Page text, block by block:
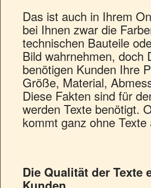
Das ist auch in Ihrem
bei Ihnen zwar die
technischen Bauteile
Bild wahrnehmen, doch
benötigen Kunden Ihre
Größe, Material,
Diese Fakten sind für
werden Texte benötigt.
kommt ganz ohne Texte
Die Qualität der Texte